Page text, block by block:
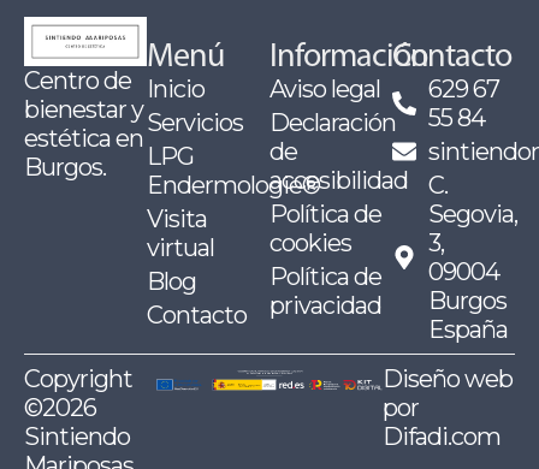
Centro de
bienestar y
estética en
Burgos.
Menú
Inicio
Servicios
LPG
Endermologie®
Visita
virtual
Blog
Contacto
Información
Aviso legal
Declaración
de
accesibilidad
Política de
cookies
Política de
privacidad
Contacto
629 67
55 84
C.
Segovia,
3,
09004
Burgos
España
Copyright
©2026
Sintiendo
Diseño web
por
Difadi.com